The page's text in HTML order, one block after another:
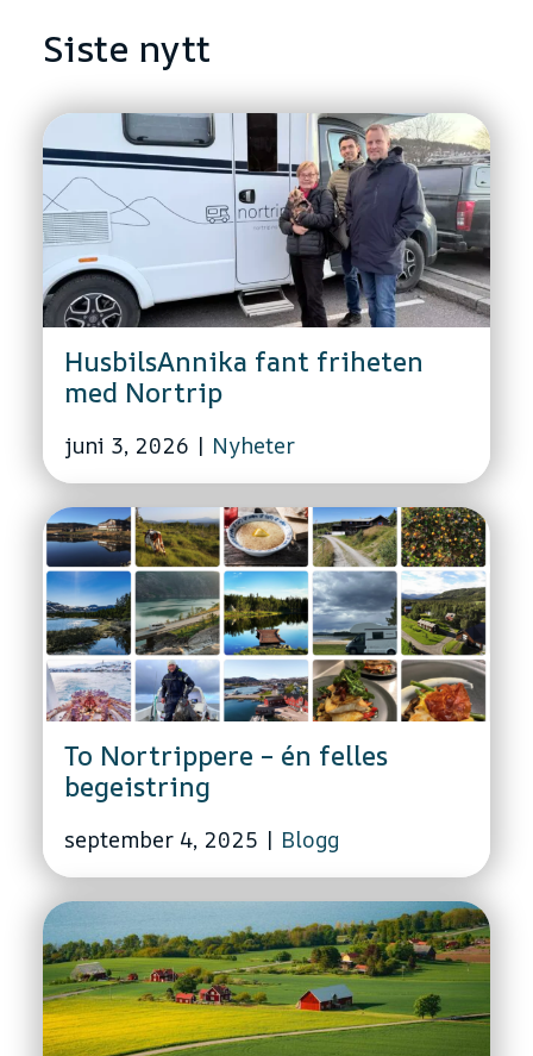
Siste nytt
HusbilsAnnika fant friheten
med Nortrip
juni 3, 2026 | Nyheter
To Nortrippere – én felles
begeistring
september 4, 2025 | Blogg